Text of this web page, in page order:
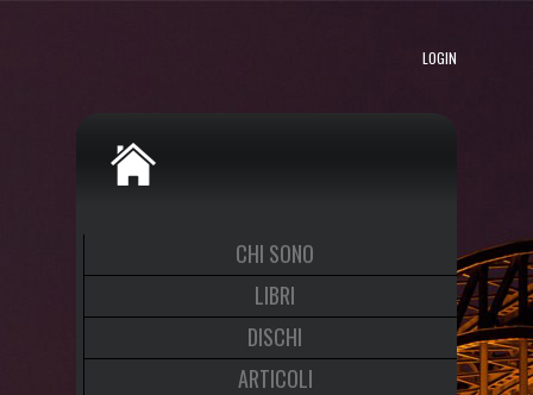
LOGIN
CHI SONO
LIBRI
DISCHI
ARTICOLI